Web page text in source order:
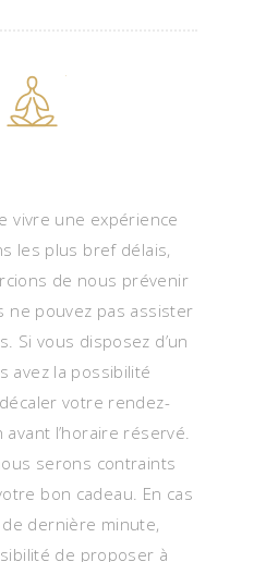
vivre une expérience
les plus bref délais,
de nous prévenir
ne pouvez pas assister
Si vous disposez d’un
avez la possibilité
votre rendez-
avant l’horaire réservé.
serons contraints
bon cadeau. En cas
de dernière minute,
de proposer à